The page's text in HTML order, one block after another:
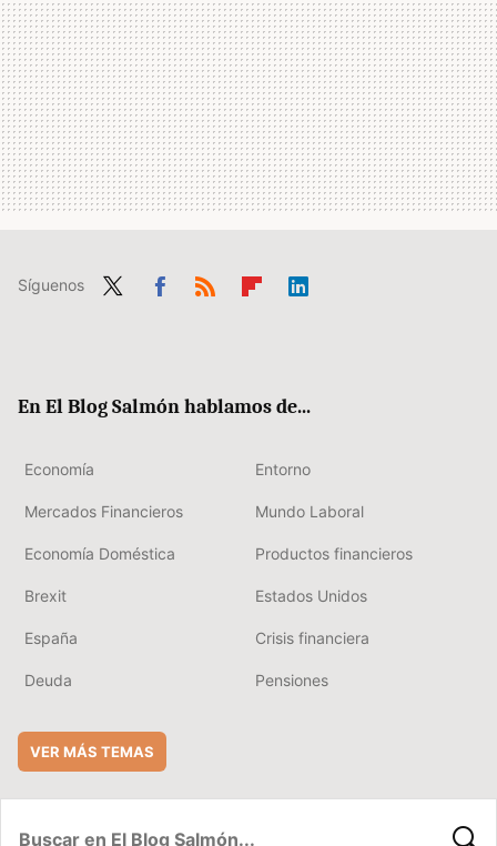
Síguenos
En El Blog Salmón hablamos de...
Economía Entorno
Mercados Financieros Mundo Laboral
Economía Doméstica Productos financieros
Brexit Estados Unidos
España Crisis financiera
Deuda Pensiones
VER MÁS TEMAS